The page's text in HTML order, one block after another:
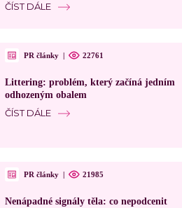
ČÍST DÁLE
PR články | 22761
Littering: problém, který začíná jedním
odhozeným obalem
ČÍST DÁLE
PR články | 21985
Nenápadné signály těla: co nepodcenit